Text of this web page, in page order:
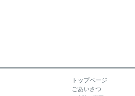
トップページ
ごあいさつ